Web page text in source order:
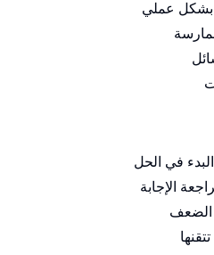
بشكل عملي
في الحل
الإجابة
الضعف